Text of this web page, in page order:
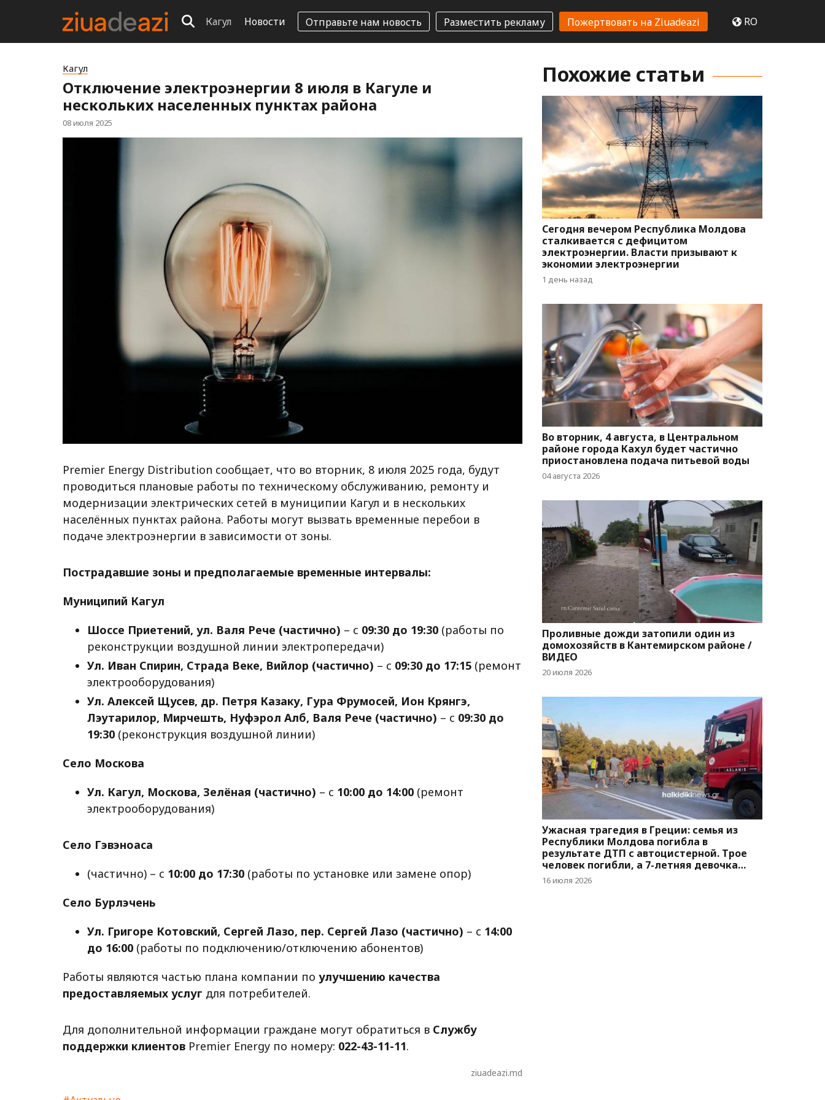
Кагул Новости Отправьте нам новость Разместить рекламу Пожертвовать на Ziuadeazi RO
Кагул
Отключение электроэнергии 8 июля в Кагуле и
нескольких населенных пунктах района
08 июля 2025
Premier Energy Distribution сообщает, что во вторник, 8 июля 2025 года, будут
проводиться плановые работы по техническому обслуживанию, ремонту и
модернизации электрических сетей в муниципии Кагул и в нескольких
населённых пунктах района. Работы могут вызвать временные перебои в
подаче электроэнергии в зависимости от зоны.
Пострадавшие зоны и предполагаемые временные интервалы:
Муниципий Кагул
Шоссе Приетений, ул. Валя Рече (частично) – с 09:30 до 19:30 (работы по
реконструкции воздушной линии электропередачи)
Ул. Иван Спирин, Страда Веке, Вийлор (частично) – с 09:30 до 17:15 (ремонт
электрооборудования)
Ул. Алексей Щусев, др. Петря Казаку, Гура Фрумосей, Ион Крянгэ,
Лэутарилор, Мирчешть, Нуфэрол Алб, Валя Рече (частично) – с 09:30 до
19:30 (реконструкция воздушной линии)
Село Москова
Ул. Кагул, Москова, Зелёная (частично) – с 10:00 до 14:00 (ремонт
электрооборудования)
Село Гэвэноаса
(частично) – с 10:00 до 17:30 (работы по установке или замене опор)
Село Бурлэчень
Ул. Григоре Котовский, Сергей Лазо, пер. Сергей Лазо (частично) – с 14:00
до 16:00 (работы по подключению/отключению абонентов)
Работы являются частью плана компании по улучшению качества
предоставляемых услуг для потребителей.
Для дополнительной информации граждане могут обратиться в Службу
поддержки клиентов Premier Energy по номеру: 022-43-11-11.
ziuadeazi.md
Похожие статьи
Сегодня вечером Республика Молдова
сталкивается с дефицитом
электроэнергии. Власти призывают к
экономии электроэнергии
1 день назад
Во вторник, 4 августа, в Центральном
районе города Кахул будет частично
приостановлена подача питьевой воды
04 августа 2026
Проливные дожди затопили один из
домохозяйств в Кантемирском районе /
ВИДЕО
20 июля 2026
Ужасная трагедия в Греции: семья из
Республики Молдова погибла в
результате ДТП с автоцистерной. Трое
человек погибли, а 7-летняя девочка
борется за жизнь
16 июля 2026